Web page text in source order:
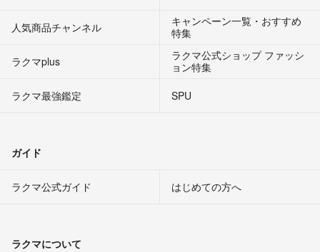
人気商品チャンネル
キャンペーン一覧・おすすめ
特集
ラクマplus
ラクマ公式ショップ ファッシ
ョン特集
ラクマ最強鑑定
SPU
ガイド
ラクマ公式ガイド はじめての方へ
ラクマについて